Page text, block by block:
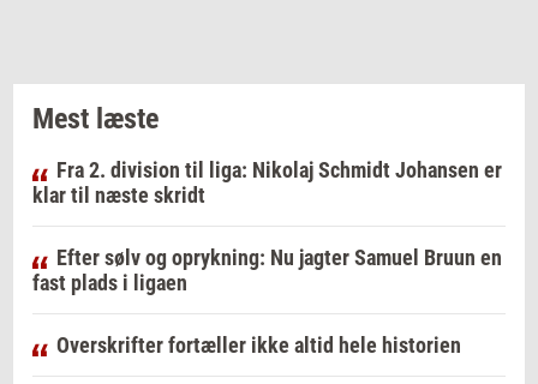
Mest læste
Fra 2. division til liga: Nikolaj Schmidt Johansen er
klar til næste skridt
Efter sølv og oprykning: Nu jagter Samuel Bruun en
fast plads i ligaen
Overskrifter fortæller ikke altid hele historien